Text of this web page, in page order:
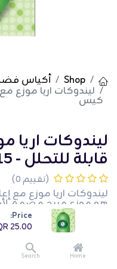
Price:
25.00
Home
Search
Shop أكياس
كيس
ليندوكات اريا
قابلة للتحلل - 15 كيس
(تقييم 0)
هو موزع مريح مصمم
العبوة
السهل تنظيف بعد
إنه مثالي للمشي
لأصحاب الكلاب الذين
25.00
QR